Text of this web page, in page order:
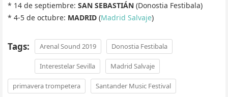
* 14 de septiembre: SAN SEBASTIÁN (Donostia Festibala)
* 4-5 de octubre: MADRID (Madrid Salvaje)
Tags: Arenal Sound 2019 Donostia Festibala
Interestelar Sevilla Madrid Salvaje
primavera trompetera Santander Music Festival